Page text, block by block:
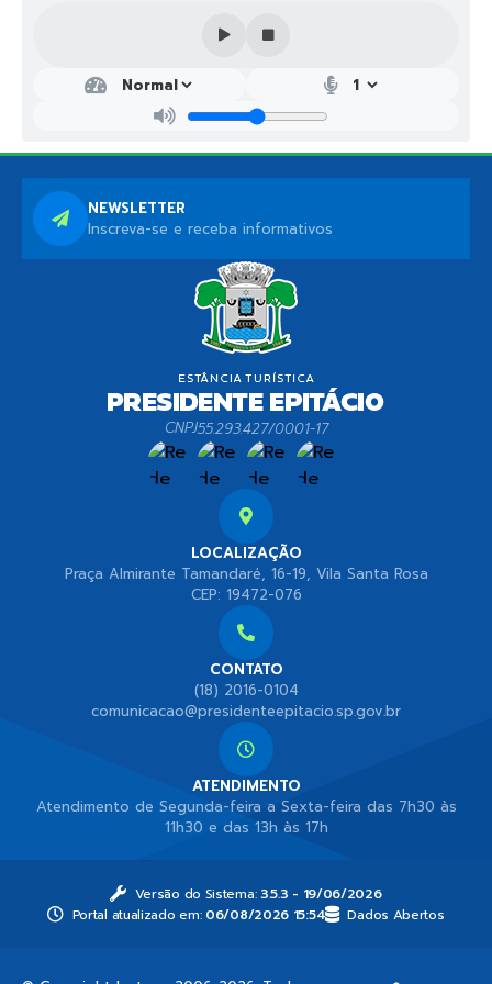
ordem de início de serviços, para tanto serem entregues
contratante. 4. DA CONDIÇÃO DE PAGAMENTO: - 40% do
valor total proposto serão remunerados após a
apresentação e aprovação do estudo técnico preliminar,
preliminar de galerias e rotas de escoamento de galerias
pluviais, sendo o percentual restante de 60% pago após
entrega final do projeto devidamente aprovado. 5. DA
ENTREGA DAS PEÇAS TÉCNICAS: Com peças finais
deverão ser entregues além das peças técnicas descritas
no item 2. Objetivos, também relatório fotográfico das
vias objeto de intervenção, sendo todos os arquivos em
duas vias impressas assinadas e uma via em formato
digital com assinatura eletrônica.
LOCALIZAÇÃO
Praça Almirante Tamandaré, 16-19, Vila Santa Rosa
CEP: 19472-076
CONTATO
(18) 2016-0104
comunicacao@presidenteepitacio.sp.gov.br
ATENDIMENTO
Atendimento de Segunda-feira a Sexta-feira das 7h30 às
11h30 e das 13h às 17h
CNPJ55.293.427/0001-17
NEWSLETTER
Inscreva-se e receba informativos
Versão do Sistema:3.5.3 - 19/06/2026
Portal atualizado em: 06/08/2026 15:54 Dados Abertos